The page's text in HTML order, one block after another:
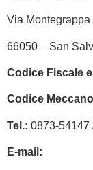
Via Montegrappa
66050 – San
Codice Fiscale
Codice
Tel.: 0873-54147
E-mail: